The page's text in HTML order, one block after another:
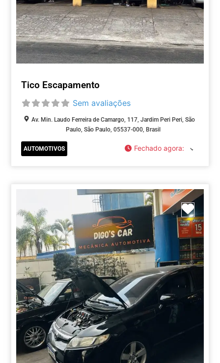
Tico Escapamento
Sem avaliações
Av. Min. Laudo Ferreira de Camargo, 117, Jardim Peri Peri, São
Paulo, São Paulo, 05537-000, Brasil
AUTOMOTIVOS Fechado agora: